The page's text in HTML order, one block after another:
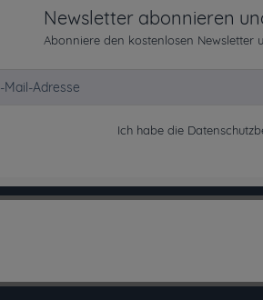
Newsletter abonnieren
Abonniere den kostenlosen Newsletter
Ich habe die